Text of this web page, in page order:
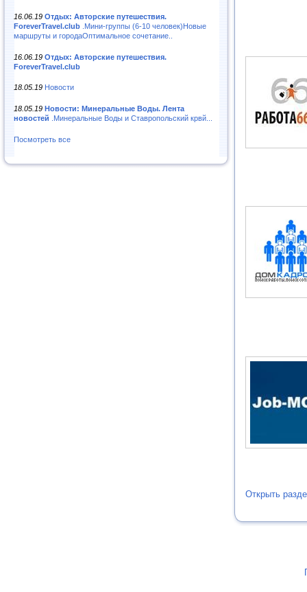
16.06.19 Отдых: Авторские путешествия.
ForeverTravel.club .Мини-группы (6-10 человек)Новые
маршруты и городаОптимальное сочетание..
16.06.19 Отдых: Авторские путешествия.
ForeverTravel.club
18.05.19 Новости
18.05.19 Новости: Минеральные Воды. Лента
новостей .Минеральные Воды и Ставропольский крвй...
Посмотреть все
Открыть